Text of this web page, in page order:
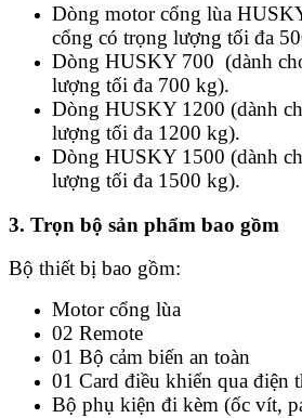
Dòng motor cổng lùa
cổng có trọng lượng tối đa
Dòng HUSKY 700 (dành
lượng tối đa 700 kg).
Dòng HUSKY 1200 (dành
lượng tối đa 1200 kg).
Dòng HUSKY 1500 (dành
lượng tối đa 1500 kg).
3. Trọn bộ sản phẩm bao gồm
Bộ thiết bị bao gồm:
Motor cổng lùa
02 Remote
01 Bộ cảm biến an toàn
01 Card điều khiển qua điện
Bộ phụ kiện đi kèm (ốc vít,